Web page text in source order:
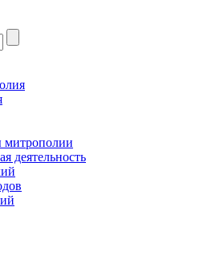
митрополии
деятельность